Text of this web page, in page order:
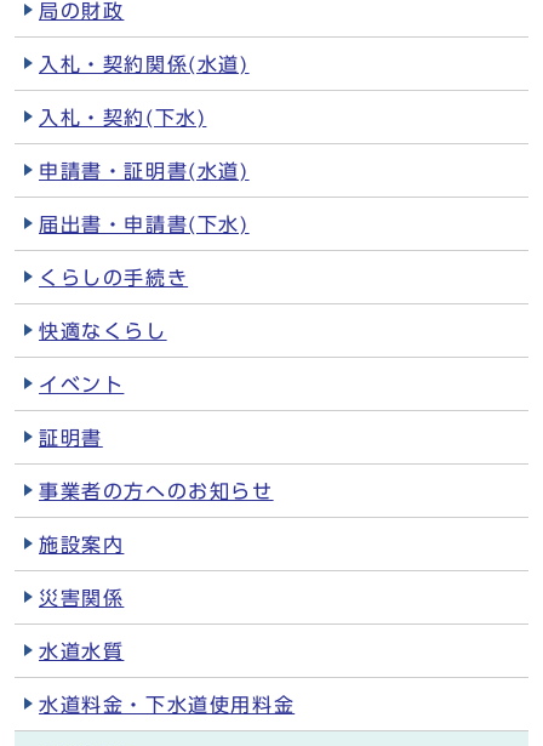
局の財政
入札・契約関係(水道)
入札・契約(下水)
申請書・証明書(水道)
届出書・申請書(下水)
くらしの手続き
快適なくらし
イベント
証明書
事業者の方へのお知らせ
施設案内
災害関係
水道水質
水道料金・下水道使用料金